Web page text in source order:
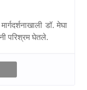
डॉ. मेघा
परिश्रम घेतले.